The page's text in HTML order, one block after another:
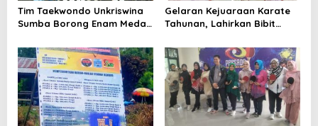
Tim Taekwondo Unkriswina
Sumba Borong Enam Medali
GTIC II Yogyakarta
Gelaran Kejuaraan Karate
Tahunan, Lahirkan Bibit
Nama Tanah Datar